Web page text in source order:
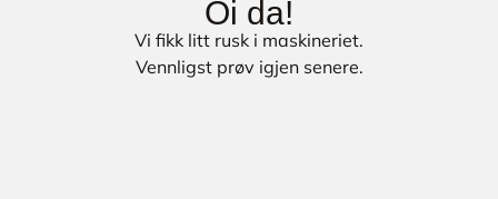
Oi da!
Vi fikk litt rusk i maskineriet.
Vennligst prøv igjen senere.